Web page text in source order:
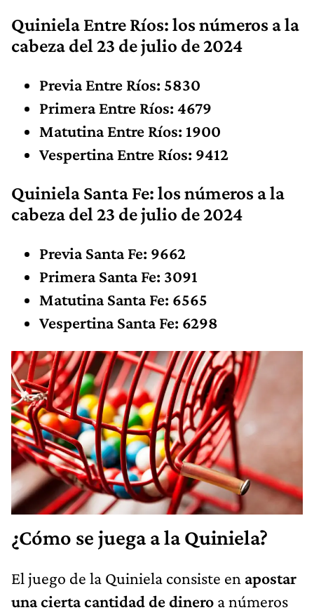
Quiniela Entre Ríos: los números a la
cabeza del 23 de julio de 2024
Previa Entre Ríos: 5830
Primera Entre Ríos: 4679
Matutina Entre Ríos: 1900
Vespertina Entre Ríos: 9412
Quiniela Santa Fe: los números a la
cabeza del 23 de julio de 2024
Previa Santa Fe: 9662
Primera Santa Fe: 3091
Matutina Santa Fe: 6565
Vespertina Santa Fe: 6298
¿Cómo se juega a la Quiniela?
El juego de la Quiniela consiste en apostar
una cierta cantidad de dinero a números